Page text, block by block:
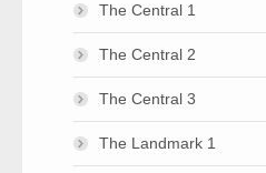
The Central 1
The Central 2
The Central 3
The Landmark 1